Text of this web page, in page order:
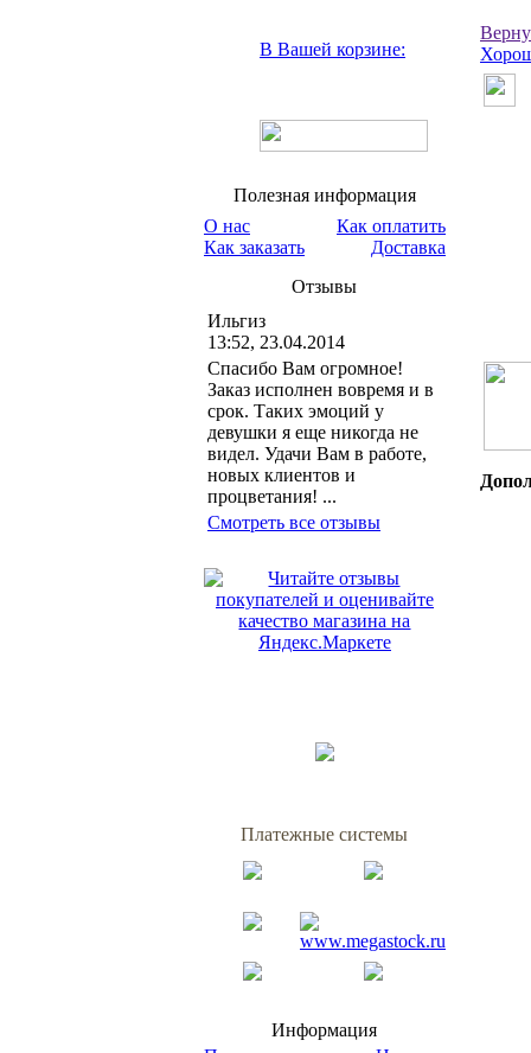
В Вашей корзине:
Полезная информация
О нас
Как заказать
Как оплатить
Доставка
Отзывы
Ильгиз
13:52, 23.04.2014
Спасибо Вам огромное!
Заказ исполнен вовремя и в
срок. Таких эмоций у
девушки я еще никогда не
видел. Удачи Вам в работе,
новых клиентов и
процветания! ...
Смотреть все отзывы
Платежные системы
Информация